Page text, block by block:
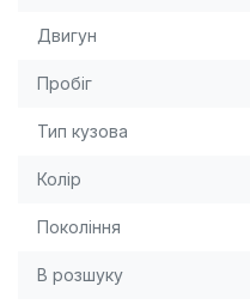
Двигун
Пробіг
Тип кузова
Колір
Покоління
В розшуку